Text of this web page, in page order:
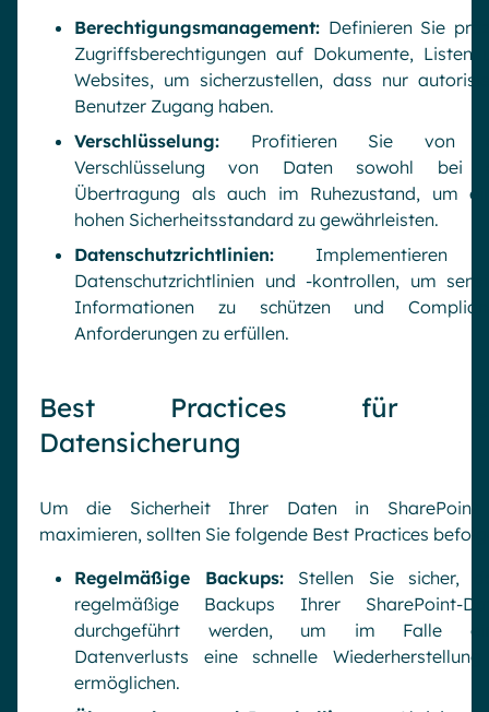
Berechtigungsmanagement: Definieren Sie
Zugriffsberechtigungen auf Dokumente, Listen
Websites, um sicherzustellen, dass nur
Benutzer Zugang haben.
Verschlüsselung: Profitieren Sie von
Verschlüsselung von Daten sowohl bei
Übertragung als auch im Ruhezustand, um
hohen Sicherheitsstandard zu gewährleisten.
Datenschutzrichtlinien: Implementieren
Datenschutzrichtlinien und -kontrollen, um
Informationen zu schützen und
Anforderungen zu erfüllen.
Best Practices für
Datensicherung
Um die Sicherheit Ihrer Daten in SharePoint
maximieren, sollten Sie folgende Best Practices
Regelmäßige Backups: Stellen Sie sicher,
regelmäßige Backups Ihrer SharePoint-
durchgeführt werden, um im Falle
Datenverlusts eine schnelle
ermöglichen.